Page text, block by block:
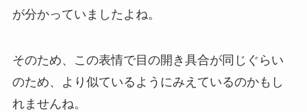
が分かっていましたよね。
そのため、この表情で目の開き具合が同じぐらい
のため、より似ているようにみえているのかもし
れませんね。